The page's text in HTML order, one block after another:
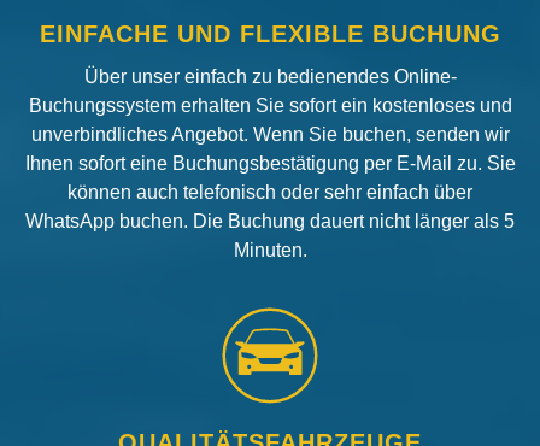
EINFACHE UND FLEXIBLE BUCHUNG
Über unser einfach zu bedienendes Online-
Buchungssystem erhalten Sie sofort ein kostenloses und
unverbindliches Angebot. Wenn Sie buchen, senden wir
Ihnen sofort eine Buchungsbestätigung per E-Mail zu. Sie
können auch telefonisch oder sehr einfach über
WhatsApp buchen. Die Buchung dauert nicht länger als 5
Minuten.